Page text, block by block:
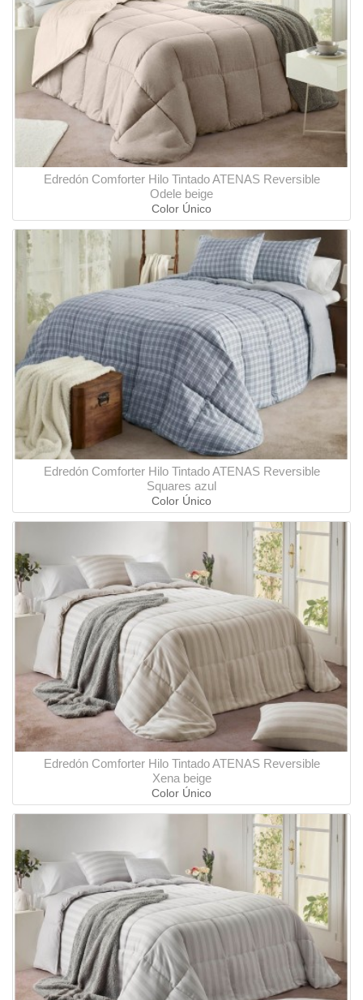
Edredón Comforter Hilo Tintado ATENAS Reversible
Odele beige
Color Único
Edredón Comforter Hilo Tintado ATENAS Reversible
Squares azul
Color Único
Edredón Comforter Hilo Tintado ATENAS Reversible
Xena beige
Color Único